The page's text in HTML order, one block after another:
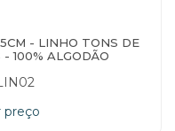
- LINHO TONS DE
- 100% ALGODÃO
preço